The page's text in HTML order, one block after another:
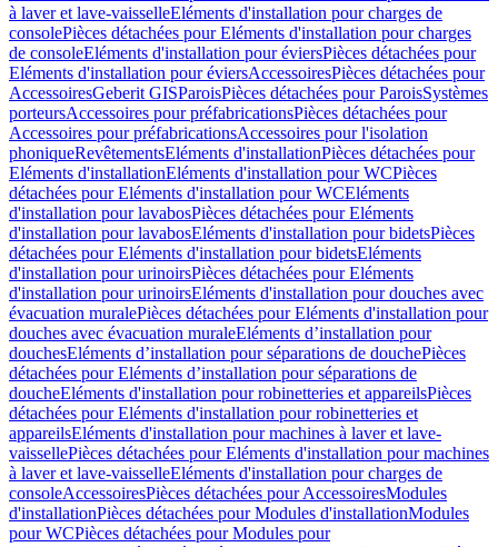
à laver et lave-vaisselleEléments d'installation pour charges de
consolePièces détachées pour Eléments d'installation pour charges
de consoleEléments d'installation pour éviersPièces détachées pour
Eléments d'installation pour éviersAccessoiresPièces détachées pour
AccessoiresGeberit GISParoisPièces détachées pour ParoisSystèmes
porteursAccessoires pour préfabricationsPièces détachées pour
Accessoires pour préfabricationsAccessoires pour l'isolation
phoniqueRevêtementsEléments d'installationPièces détachées pour
Eléments d'installationEléments d'installation pour WCPièces
détachées pour Eléments d'installation pour WCEléments
d'installation pour lavabosPièces détachées pour Eléments
d'installation pour lavabosEléments d'installation pour bidetsPièces
détachées pour Eléments d'installation pour bidetsEléments
d'installation pour urinoirsPièces détachées pour Eléments
d'installation pour urinoirsEléments d'installation pour douches avec
évacuation muralePièces détachées pour Eléments d'installation pour
douches avec évacuation muraleEléments d’installation pour
douchesEléments d’installation pour séparations de douchePièces
détachées pour Eléments d’installation pour séparations de
doucheEléments d'installation pour robinetteries et appareilsPièces
détachées pour Eléments d'installation pour robinetteries et
appareilsEléments d'installation pour machines à laver et lave-
vaissellePièces détachées pour Eléments d'installation pour machines
à laver et lave-vaisselleEléments d'installation pour charges de
consoleAccessoiresPièces détachées pour AccessoiresModules
d'installationPièces détachées pour Modules d'installationModules
pour WCPièces détachées pour Modules pour